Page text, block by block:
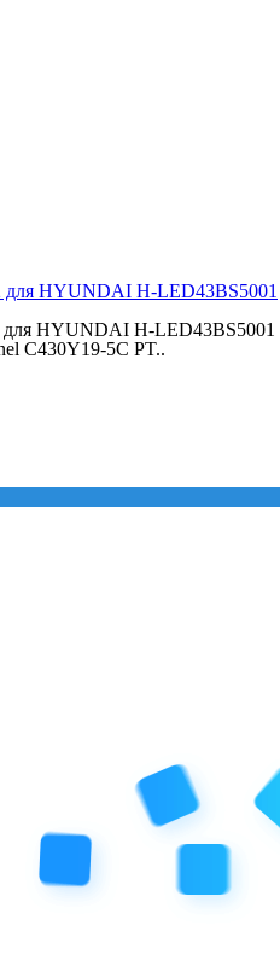
HYUNDAI H-LED43BS5001
для HYUNDAI H-LED43BS5001
C430Y19-5C PT..